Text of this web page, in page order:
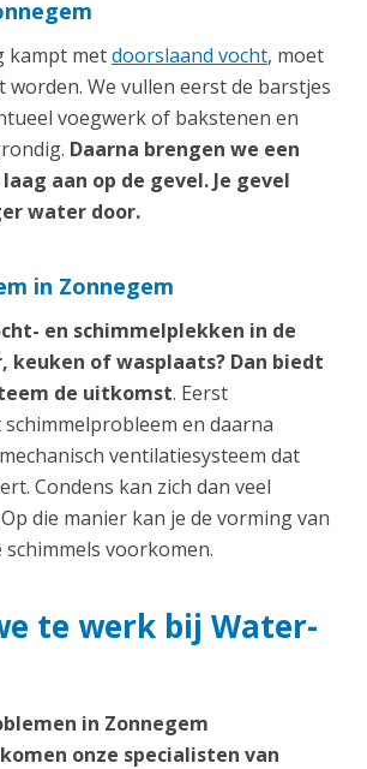
kampt metdoorslaand vocht, moet
worden. We vullen eerst de barstjes
voegwerk of bakstenen en
Daarna brengen we een
aan op de gevel. Je gevel
water door.
in Zonnegem
en schimmelplekken in de
keuken of wasplaats? Dan biedt
de uitkomst. Eerst
en daarna
ventilatiesysteem dat
Condens kan zich dan veel
die manier kan je de vorming van
schimmels voorkomen.
te werk bij Water-
in Zonnegem
onze specialisten van